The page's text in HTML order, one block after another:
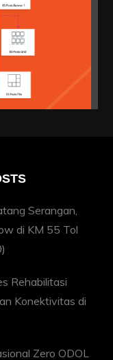
Serangan,
di KM 55 Tol
Rehabilitasi
Konektivitas di
Zero ODOL